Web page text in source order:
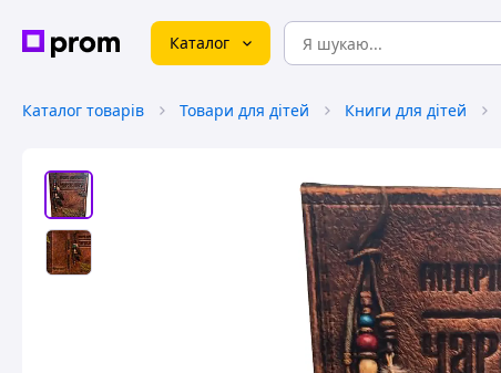
Каталог
Каталог товарів Товари для дітей Книги для дітей